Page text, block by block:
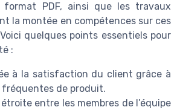
PDF, ainsi que les travaux
la montée en compétences sur ces
quelques points essentiels pour
:
à la satisfaction du client grâce à
fréquentes de produit.
entre les membres de l’équipe